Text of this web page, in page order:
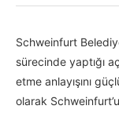
Schweinfurt
sürecinde yaptığı
etme anlayışını
olarak